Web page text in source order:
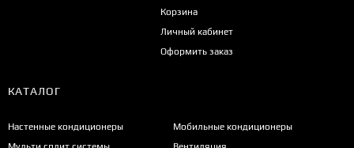
Корзина
Личный кабинет
Оформить заказ
КАТАЛОГ
Настенные кондиционеры
Мобильные кондиционеры